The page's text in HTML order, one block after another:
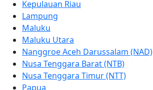
Kepulauan Riau
Lampung
Maluku
Maluku Utara
Nanggroe Aceh Darussalam (NAD)
Nusa Tenggara Barat (NTB)
Nusa Tenggara Timur (NTT)
Papua